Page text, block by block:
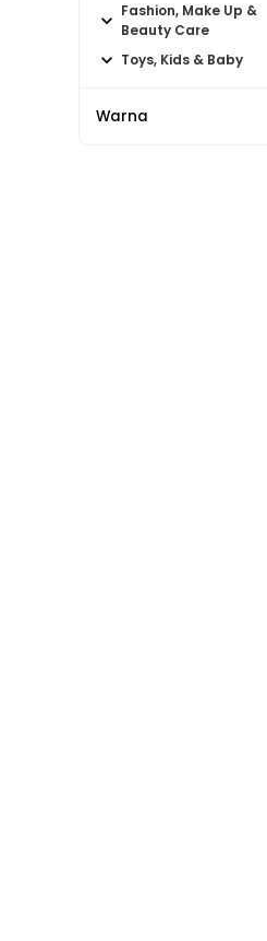
Fashion, Make Up &
Beauty Care
Toys, Kids & Baby
Warna